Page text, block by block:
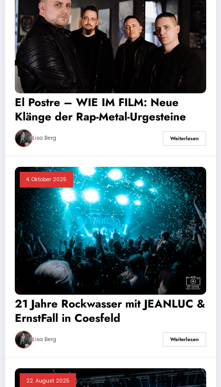
El Postre – WIE IM FILM: Neue
Klänge der Rap-Metal-Urgesteine
Lisa Berg Weiterlesen
4. Oktober 2025
21 Jahre Rockwasser mit JEANLUC &
ErnstFall in Coesfeld
Lisa Berg Weiterlesen
22. August 2025